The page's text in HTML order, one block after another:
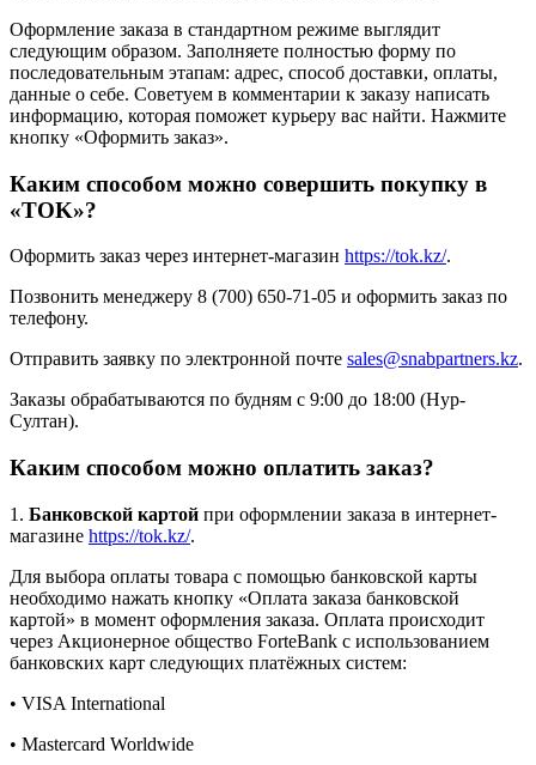
Оформление заказа в стандартном режиме выглядит
следующим образом. Заполняете полностью форму по
последовательным этапам: адрес, способ доставки, оплаты,
данные о себе. Советуем в комментарии к заказу написать
информацию, которая поможет курьеру вас найти. Нажмите
кнопку «Оформить заказ».
Каким способом можно совершить покупку в
«TOK»?
Оформить заказ через интернет-магазин https://tok.kz/.
Позвонить менеджеру 8 (700) 650-71-05 и оформить заказ по
телефону.
Отправить заявку по электронной почте sales@snabpartners.kz.
Заказы обрабатываются по будням с 9:00 до 18:00 (Нур-
Султан).
Каким способом можно оплатить заказ?
1. Банковской картой при оформлении заказа в интернет-
магазине https://tok.kz/.
Для выбора оплаты товара с помощью банковской карты
необходимо нажать кнопку «Оплата заказа банковской
картой» в момент оформления заказа. Оплата происходит
через Акционерное общество ForteBank с использованием
банковских карт следующих платёжных систем:
• VISA International
• Mastercard Worldwide